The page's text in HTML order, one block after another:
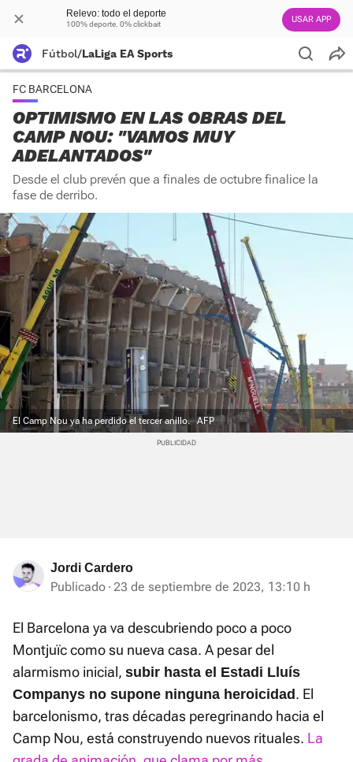
Relevo: todo el deporte
100% deporte. 0% clickbait USAR APP
Fútbol/LaLiga EA Sports
FC BARCELONA
OPTIMISMO EN LAS OBRAS DEL
CAMP NOU: "VAMOS MUY
ADELANTADOS"
Desde el club prevén que a finales de octubre finalice la
fase de derribo.
El Camp Nou ya ha perdido el tercer anillo. AFP
Jordi Cardero
Publicado 23 de septiembre de 2023, 13:10 h
El Barcelona ya va descubriendo poco a poco
Montjuïc como su nueva casa. A pesar del
alarmismo inicial, subir hasta el Estadi Lluís
Companys no supone ninguna heroicidad . El
barcelonismo, tras décadas peregrinando hacia el
Camp Nou, está construyendo nuevos rituales. La